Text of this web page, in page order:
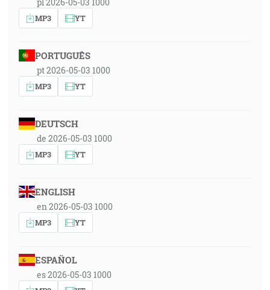
MP3 YT
PORTUGUÊS
pt 2026-05-03 1000
MP3 YT
DEUTSCH
de 2026-05-03 1000
MP3 YT
ENGLISH
en 2026-05-03 1000
MP3 YT
ESPAÑOL
es 2026-05-03 1000